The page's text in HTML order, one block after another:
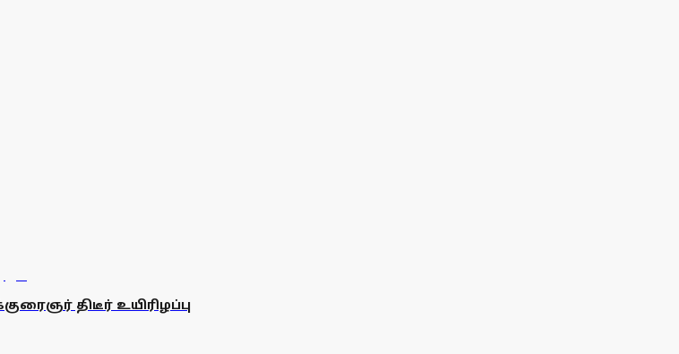
திடீர் உயிரிழப்பு